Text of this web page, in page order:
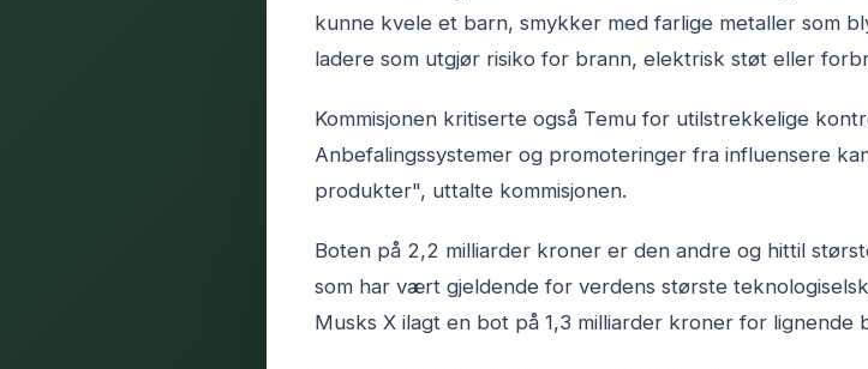
kunne kvele et barn, smykker med farlige metaller som
ladere som utgjør risiko for brann, elektrisk støt eller
Kommisjonen kritiserte også Temu for utilstrekkelige
Anbefalingssystemer og promoteringer fra influensere
produkter", uttalte kommisjonen.
Boten på 2,2 milliarder kroner er den andre og hittil
som har vært gjeldende for verdens største
Musks X ilagt en bot på 1,3 milliarder kroner for lignende